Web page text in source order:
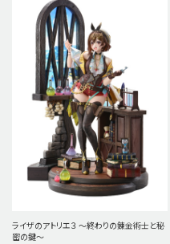
ライザのアトリエ３ ～終わりの錬金術士と秘
密の鍵～